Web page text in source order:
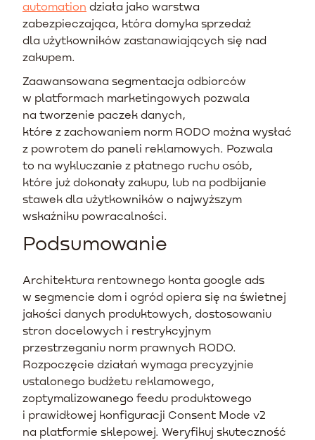
automation działa jako warstwa
zabezpieczająca, która domyka sprzedaż
dla użytkowników zastanawiających się nad
zakupem.
Zaawansowana segmentacja odbiorców
w platformach marketingowych pozwala
na tworzenie paczek danych,
które z zachowaniem norm RODO można wysłać
z powrotem do paneli reklamowych. Pozwala
to na wykluczanie z płatnego ruchu osób,
które już dokonały zakupu, lub na podbijanie
stawek dla użytkowników o najwyższym
wskaźniku powracalności.
Podsumowanie
Architektura rentownego konta google ads
w segmencie dom i ogród opiera się na świetnej
jakości danych produktowych, dostosowaniu
stron docelowych i restrykcyjnym
przestrzeganiu norm prawnych RODO.
Rozpoczęcie działań wymaga precyzyjnie
ustalonego budżetu reklamowego,
zoptymalizowanego feedu produktowego
i prawidłowej konfiguracji Consent Mode v2
na platformie sklepowej. Weryfikuj skuteczność